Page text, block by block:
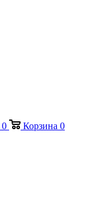
0 Корзина 0